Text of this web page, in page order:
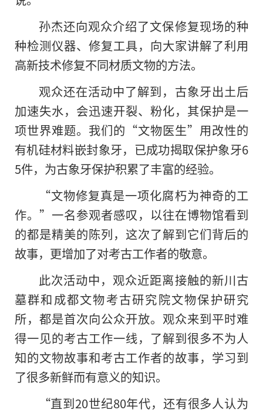
孙杰还向观众介绍了文保修复现场的种
种检测仪器、修复工具，向大家讲解了利用
高新技术修复不同材质文物的方法。
观众还在活动中了解到，古象牙出土后
加速失水，会迅速开裂、粉化，其保护是一
项世界难题。我们的“文物医生”用改性的
有机硅材料嵌封象牙，已成功揭取保护象牙6
5件，为古象牙保护积累了丰富的经验。
“文物修复真是一项化腐朽为神奇的工
作。”一名参观者感叹，以往在博物馆看到
的都是精美的陈列，这次了解到它们背后的
故事，更增加了对考古工作者的敬意。
此次活动中，观众近距离接触的新川古
墓群和成都文物考古研究院文物保护研究
所，都是首次向公众开放。观众来到平时难
得一见的考古工作一线，了解到很多不为人
知的文物故事和考古工作者的故事，学习到
了很多新鲜而有意义的知识。
“直到20世纪80年代，还有很多人认为